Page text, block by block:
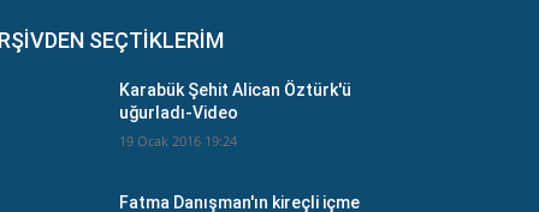
SEÇTİKLERİM
Karabük Şehit Alican Öztürk'ü
uğurladı-Video
19 Ocak 2016 19:24
Fatma Danışman'ın kireçli içme